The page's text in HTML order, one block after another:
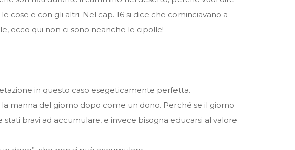
e con gli altri. Nel cap. 16 si dice che cominciavano a
ecco qui non ci sono neanche le cipolle!
in questo caso esegeticamente perfetta.
manna del giorno dopo come un dono. Perché se il giorno
bravi ad accumulare, e invece bisogna educarsi al valore